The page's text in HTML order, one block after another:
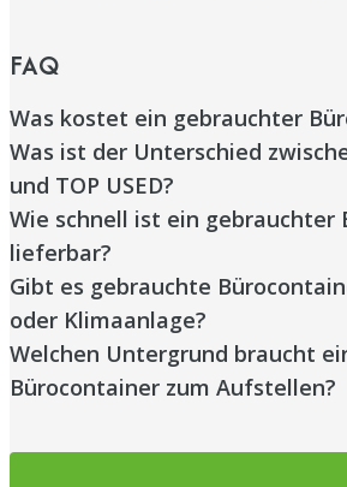
FAQ
Was kostet ein gebrauchter
Was ist der Unterschied
und TOP USED?
Wie schnell ist ein gebrauchter
lieferbar?
Gibt es gebrauchte
oder Klimaanlage?
Welchen Untergrund braucht
Bürocontainer zum Aufstellen?